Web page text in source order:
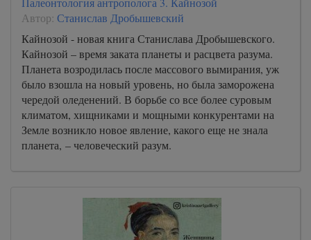
Автор: Станислав Дробышевский
Кайнозой - новая книга Станислава Дробышевского.
Кайнозой – время заката планеты и расцвета разума.
Планета возродилась после массового вымирания, уж
было взошла на новый уровень, но была заморожена
чередой оледенений. В борьбе со все более суровым
климатом, хищниками и мощными конкурентами на
Земле возникло новое явление, какого еще не знала
планета, – человеческий разум.